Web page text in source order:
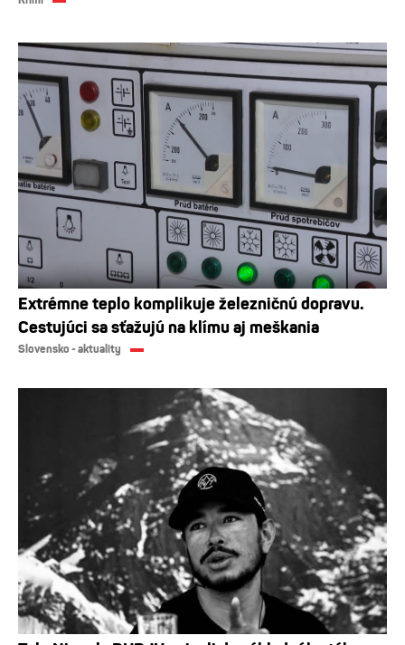
Extrémne teplo komplikuje železničnú dopravu.
Cestujúci sa sťažujú na klímu aj meškania
Slovensko - aktuality